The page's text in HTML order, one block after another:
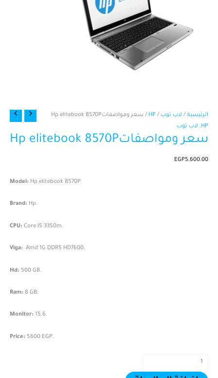
الرئيسية / لاب توب /
HP / سعر ومواصفاتHp elitebook 8570P
HP
, لاب توب
سعر ومواصفاتHp elitebook 8570P
EGP5,600.00
Model: Hp elitebook 8570P.
Brand: Hp.
CPU: Core I5 3350m.
Viga: Amd 1G DDR5 HD7600.
Hd: 500 GB.
Ram: 8 GB.
Monitor: 15.6.
Price: 5600 EGP.
كمية
سعر
ومواصفاتHp
8570P